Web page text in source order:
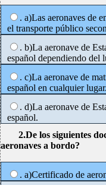
. a)Las aeronaves de
el transporte público
. b)La aeronave de
español dependiendo del
. c)La aeronave de
español en cualquier lugar.
. d)La aeronave de
español.
2.De los siguientes
aeronaves a bordo?
. a)Certificado de